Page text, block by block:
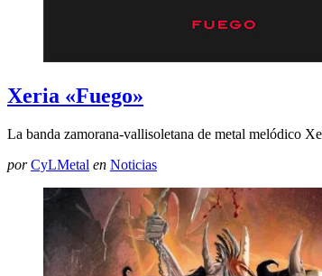
Xeria «Fuego»
La banda zamorana-vallisoletana de metal melódico
por CyLMetal en Noticias